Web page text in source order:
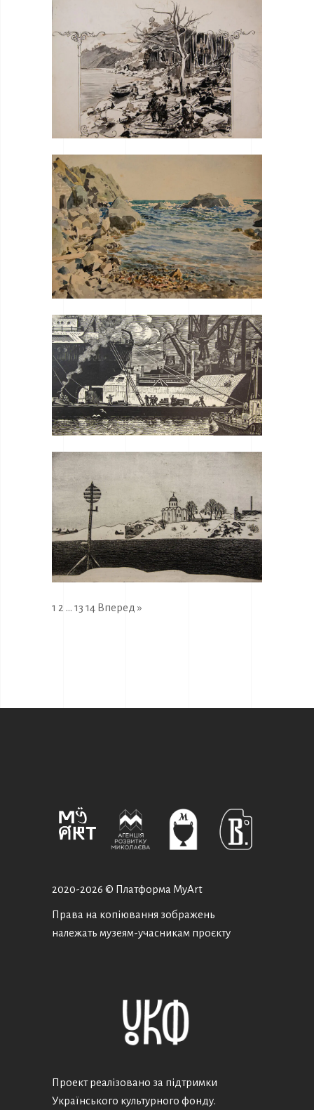
1 2 … 13 14 Вперед »
2020-2026 © Платформа MyArt
Права на копіювання зображень
належать музеям-учасникам проєкту
Проект реалізовано за підтримки
Українського культурного фонду.